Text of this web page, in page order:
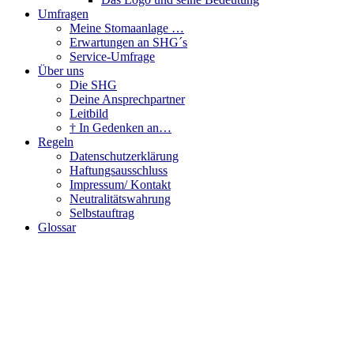
Umfragen
Meine Stomaanlage …
Erwartungen an SHG´s
Service-Umfrage
Über uns
Die SHG
Deine Ansprechpartner
Leitbild
† In Gedenken an…
Regeln
Datenschutzerklärung
Haftungsausschluss
Impressum/ Kontakt
Neutralitätswahrung
Selbstauftrag
Glossar